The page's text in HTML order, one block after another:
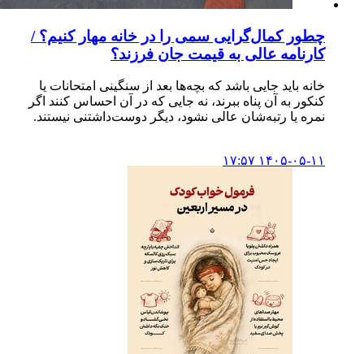
چطور کمال‌گرایی سمی را در خانه مهار کنیم؟ /
کارنامه عالی به قیمت جان فرزند؟
خانه باید جایی باشد که بچه‌ها بعد از سنگینی امتحانات یا
کنکور به آن پناه ببرند، نه جایی که در آن احساس کنند اگر
نمره یا رتبه‌شان عالی نشود، دیگر دوست‌داشتنی نیستند.
۱۴۰۵-۰۵-۱۱ ۱۷:۵۷